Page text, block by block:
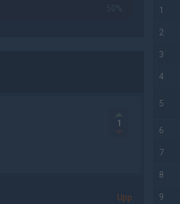
50%
1
Upp
1
2
3
4
5
6
7
8
9